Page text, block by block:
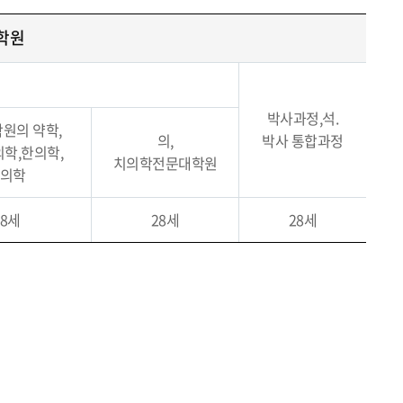
원
박사과정,석.
박사 통합과정
의 약학,
학,한의학,
학
의,
치의학전문대학원
세 28세 28세